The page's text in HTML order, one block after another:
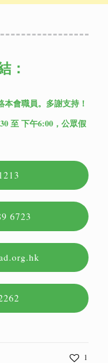
：
會職員。多謝支持！
至 下午6:00，公眾假
6723
1